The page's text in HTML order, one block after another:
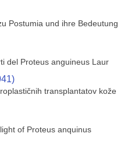
Postumia und ihre Bedeutung
del Proteus anguineus Laur
transplantatov kože
of Proteus anquinus